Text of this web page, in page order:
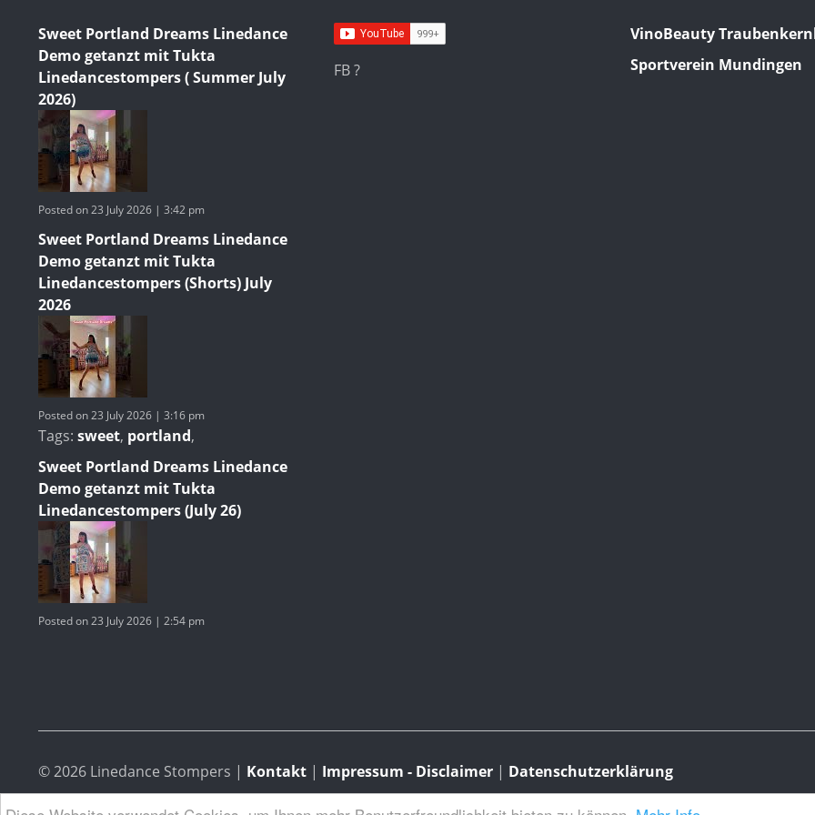
Sweet Portland Dreams Linedance
Demo getanzt mit Tukta
Linedancestompers ( Summer July
2026)
Posted on 23 July 2026 | 3:42 pm
Sweet Portland Dreams Linedance
Demo getanzt mit Tukta
Linedancestompers (Shorts) July
2026
Posted on 23 July 2026 | 3:16 pm
Tags: sweet, portland,
Sweet Portland Dreams Linedance
Demo getanzt mit Tukta
Linedancestompers (July 26)
Posted on 23 July 2026 | 2:54 pm
FB ?
VinoBeauty
Sportverein Mundingen
© 2026 Linedance Stompers | Kontakt | Impressum - Disclaimer | Datenschutzerklärung